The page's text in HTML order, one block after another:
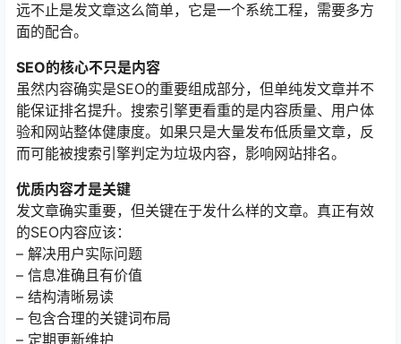
远不止是发文章这么简单，它是一个系统工程，需要多方
面的配合。
SEO的核心不只是内容
虽然内容确实是SEO的重要组成部分，但单纯发文章并不
能保证排名提升。搜索引擎更看重的是内容质量、用户体
验和网站整体健康度。如果只是大量发布低质量文章，反
而可能被搜索引擎判定为垃圾内容，影响网站排名。
优质内容才是关键
发文章确实重要，但关键在于发什么样的文章。真正有效
的SEO内容应该：
– 解决用户实际问题
– 信息准确且有价值
– 结构清晰易读
– 包含合理的关键词布局
– 定期更新维护